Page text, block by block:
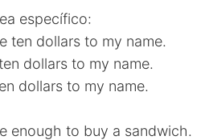
específico:
ten dollars to my name.
dollars to my name.
dollars to my name.
enough to buy a sandwich.